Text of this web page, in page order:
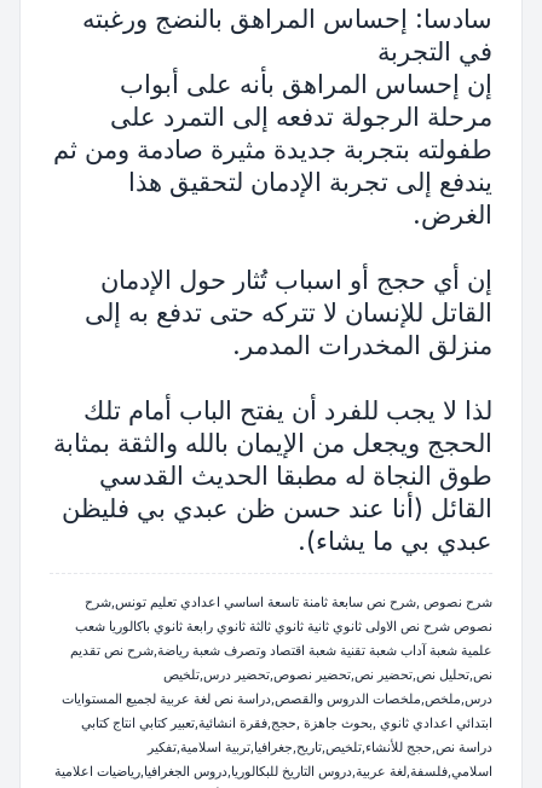
سادسا: إحساس المراهق بالنضج ورغبته
في التجربة
إن إحساس المراهق بأنه على أبواب
مرحلة الرجولة تدفعه إلى التمرد على
طفولته بتجربة جديدة مثيرة صادمة ومن ثم
يندفع إلى تجربة الإدمان لتحقيق هذا
الغرض.
إن أي حجج أو اسباب تُثار حول الإدمان
القاتل للإنسان لا تتركه حتى تدفع به إلى
منزلق المخدرات المدمر.
لذا لا يجب للفرد أن يفتح الباب أمام تلك
الحجج ويجعل من الإيمان بالله والثقة بمثابة
طوق النجاة له مطبقا الحديث القدسي
القائل (أنا عند حسن ظن عبدي بي فليظن
عبدي بي ما يشاء).
شرح نصوص ,شرح نص سابعة ثامنة تاسعة اساسي اعدادي تعليم تونس,شرح
نصوص شرح نص الاولى ثانوي ثانية ثانوي ثالثة ثانوي رابعة ثانوي باكالوريا شعب
علمية شعبة آداب شعبة تقنية شعبة اقتصاد وتصرف شعبة رياضة,شرح نص تقديم
نص,تحليل نص,تحضير نص,تحضير نصوص,تحضير درس,تلخيص
درس,ملخص,ملخصات الدروس والقصص,دراسة نص لغة عربية لجميع المستوايات
ابتدائي اعدادي ثانوي ,بحوث جاهزة ,حجج,فقرة انشائية,تعبير كتابي انتاج كتابي
دراسة نص,حجج للأنشاء,تلخيص,تاريح,جغرافيا,تربية اسلامية,تفكير
اسلامي,فلسفة,لغة عربية,دروس التاريخ للبكالوريا,دروس الجغرافيا,رياضيات اعلامية